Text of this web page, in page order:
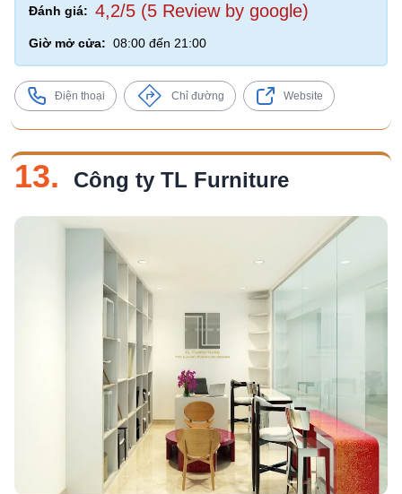
Đánh giá: 4,2/5 (5 Review by google)
Giờ mở cửa: 08:00 đến 21:00
Điện thoại Chỉ đường Website
13. Công ty TL Furniture